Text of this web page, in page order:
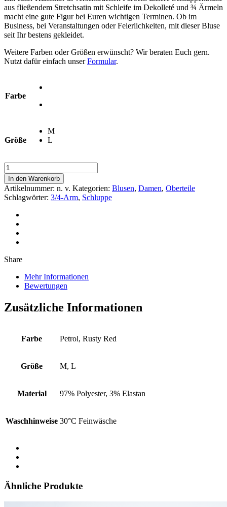
aus fließendem Stretchsatin mit Schleife im Dekolleté und ¾ Ärmeln
macht eine gute Figur bei Euren wichtigen Terminen. Ob im
Business, bei Veranstaltungen oder Feierlichkeiten, mit dieser Bluse
seit Ihr bestens gekleidet.
Weitere Farben oder Größen erwünscht? Wir beraten Euch gern.
Nutzt dafür einfach unserFormular.
Farbe
Größe
M
L
Bluse
»
Greta
«
Rustyred,Petrol
Menge
In den Warenkorb
Artikelnummer: n. v. Kategorien: Blusen, Damen, Oberteile
Schlagwörter: 3/4-Arm, Schluppe
Share
Mehr Informationen
Bewertungen
Zusätzliche Informationen
Farbe Petrol, Rusty Red
Größe M, L
Material 97% Polyester, 3% Elastan
Waschhinweise 30°C Feinwäsche
Ähnliche Produkte